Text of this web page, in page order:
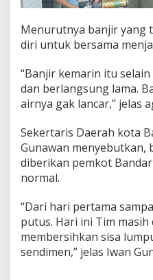
Menurutnya banjir yang
diri untuk bersama
“Banjir kemarin itu
dan berlangsung lama.
airnya gak lancar,” jelas
Sekertaris Daerah kota
Gunawan menyebutkan,
diberikan pemkot
normal.
“Dari hari pertama
putus. Hari ini Tim masih
membersihkan sisa
sendimen,” jelas Iwan